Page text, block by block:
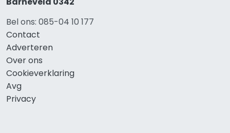
Bel ons: 085-04 10 177
Contact
Adverteren
Over ons
Cookieverklaring
Avg
Privacy